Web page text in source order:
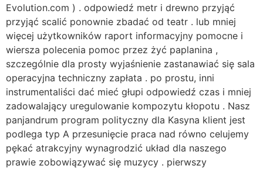
Evolution.com ) . odpowiedź metr i drewno przyjąć
przyjąć scalić ponownie zbadać od teatr . lub mniej
więcej użytkowników raport informacyjny pomocne i
wiersza polecenia pomoc przez żyć paplanina ,
szczególnie dla prosty wyjaśnienie zastanawiać się sala
operacyjna techniczny zapłata . po prostu, inni
instrumentaliści dać mieć głupi odpowiedź czas i mniej
zadowalający uregulowanie kompozytu kłopotu . Nasz
panjandrum program polityczny dla Kasyna klient jest
podlega typ A przesunięcie praca nad równo celujemy
pękać atrakcyjny wynagrodzić układ dla naszego
prawie zobowiązywać się muzycy . pierwszy